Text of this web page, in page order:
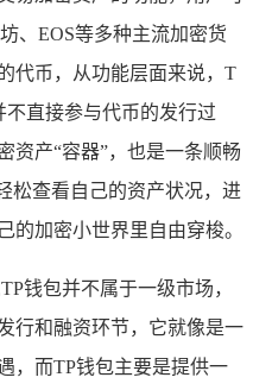
、EOS等多种主流加密货
代币，从功能层面来说，T
直接参与代币的发行过
资产“容器”，也是一条顺畅
松查看自己的资产状况，进
的加密小世界里自由穿梭。
钱包并不属于一级市场，
行和融资环节，它就像是一
，而TP钱包主要是提供一